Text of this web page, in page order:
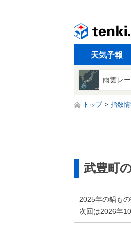
天気予報
雨雲レ
トップ 指数
武豊町
2025年の鍋も
次回は2026年